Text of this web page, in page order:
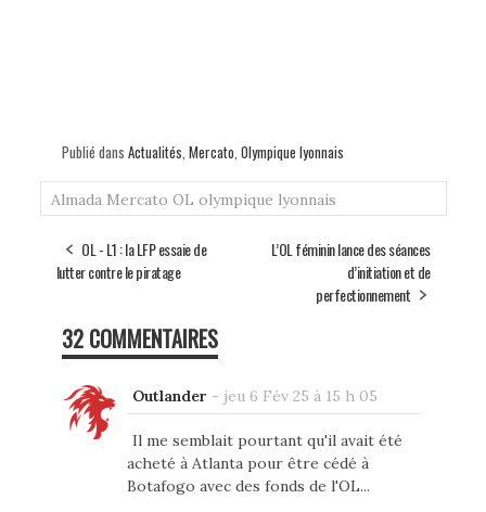
Publié dans Actualités, Mercato, Olympique lyonnais
Almada Mercato OL olympique lyonnais
OL - L1 : la LFP essaie de
lutter contre le piratage
L’OL féminin lance des séances
d’initiation et de
perfectionnement
32 COMMENTAIRES
Outlander - jeu 6 Fév 25 à 15 h 05
Il me semblait pourtant qu'il avait été
acheté à Atlanta pour être cédé à
Botafogo avec des fonds de l'OL...